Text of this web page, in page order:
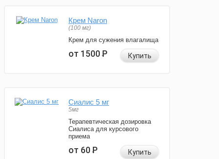
Крем Naron
(100 мг)
Крем для сужения влагалища
от 1500Р Купить
Сиалис 5 мг
5мг
Терапевтическая дозировка
Сиалиса для курсового
приема
от 60Р Купить